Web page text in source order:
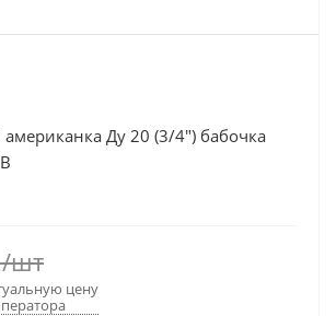
Ду 20 (3/4") бабочка
/шт
цену